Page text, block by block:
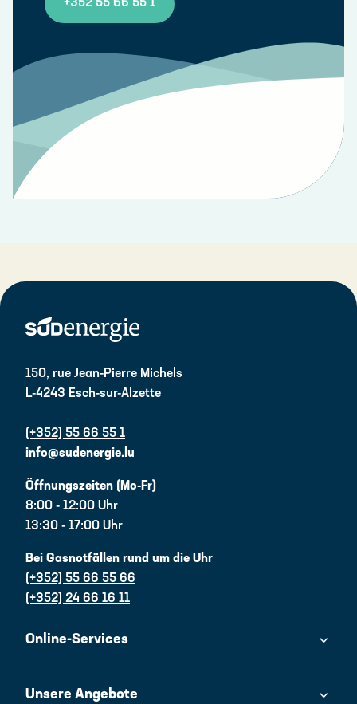
+352 55 66 55 1
150, rue Jean-Pierre Michels
L-4243 Esch-sur-Alzette
(+352) 55 66 55 1
info@sudenergie.lu
Öffnungszeiten (Mo-Fr)
8:00 - 12:00 Uhr
13:30 - 17:00 Uhr
Bei Gasnotfällen rund um die Uhr
(+352) 55 66 55 66
(+352) 24 66 16 11
Online-Services
Unsere Angebote